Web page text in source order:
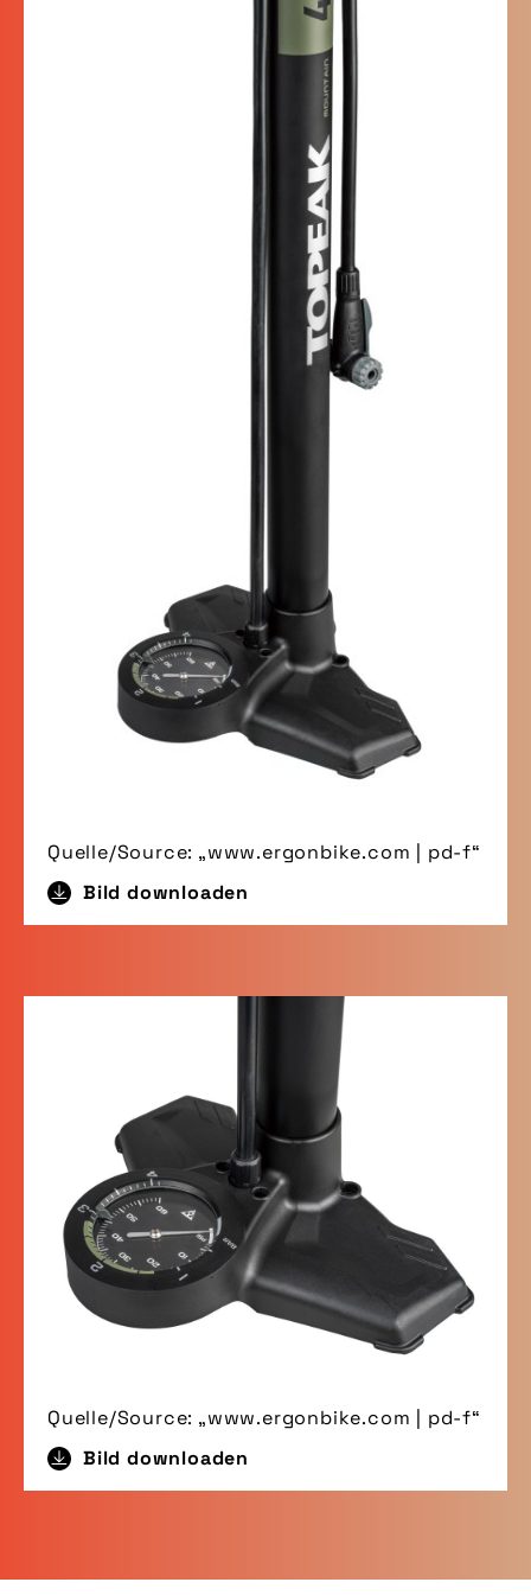
Quelle/Source: „www.ergonbike.com | pd-f“
Bild downloaden
Quelle/Source: „www.ergonbike.com | pd-f“
Bild downloaden